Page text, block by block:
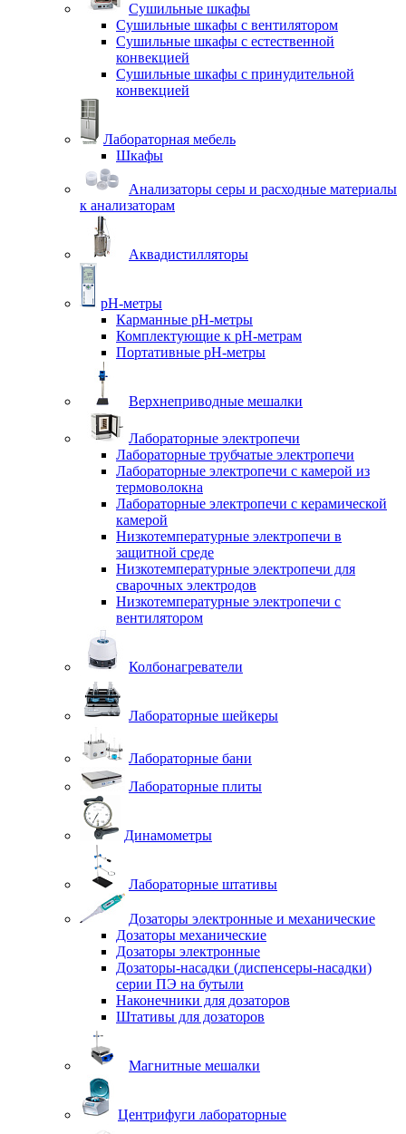
Cушильные шкафы
Сушильные шкафы с вентилятором
Сушильные шкафы с естественной
конвекцией
Сушильные шкафы с принудительной
конвекцией
Лабораторная мебель
Шкафы
Анализаторы серы и расходные материалы
к анализаторам
Аквадистилляторы
pH-метры
Карманные pH-метры
Комплектующие к pH-метрам
Портативные pH-метры
Верхнеприводные мешалки
Лабораторные электропечи
Лабораторные трубчатые электропечи
Лабораторные электропечи с камерой из
термоволокна
Лабораторные электропечи с керамической
камерой
Низкотемпературные электропечи в
защитной среде
Низкотемпературные электропечи для
cварочных электродов
Низкотемпературные электропечи с
вентилятором
Колбонагреватели
Лабораторные шейкеры
Лабораторные бани
Лабораторные плиты
Динамометры
Лабораторные штативы
Дозаторы электронные и механические
Дозаторы механические
Дозаторы электронные
Дозаторы-насадки (диспенсеры-насадки)
серии ПЭ на бутыли
Наконечники для дозаторов
Штативы для дозаторов
Магнитные мешалки
Центрифуги лабораторные